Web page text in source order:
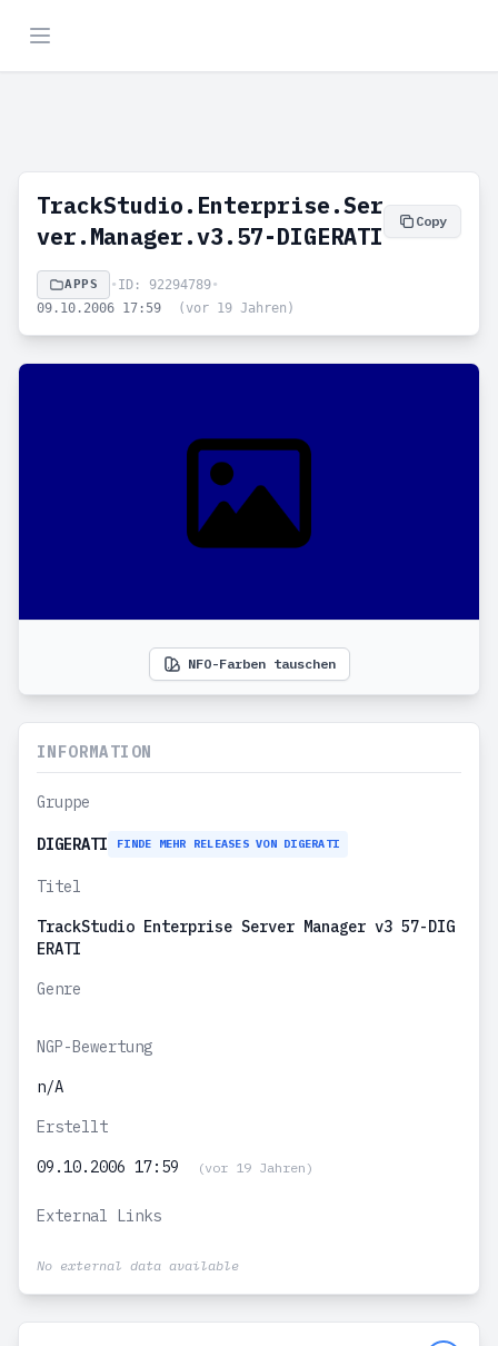
TrackStudio.Enterprise.Ser
ver.Manager.v3.57-DIGERATI
Copy
APPS • ID: 92294789•
09.10.2006 17:59
(vor 19 Jahren)
NFO-Farben tauschen
INFORMATION
Gruppe
DIGERATI FINDE MEHR RELEASES VON DIGERATI
Titel
TrackStudio Enterprise Server Manager v3 57-DIG
ERATI
Genre
NGP-Bewertung
n/A
Erstellt
09.10.2006 17:59
(vor 19 Jahren)
External Links
No external data available